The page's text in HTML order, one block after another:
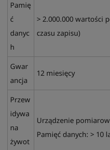
Pamię
ć
danyc
h
> 2.000.000 wartości
czasu zapisu)
Gwar
ancja
12 miesięcy
Przew
idywa
na
żywot
Urządzenie
Pamięć danych: > 10